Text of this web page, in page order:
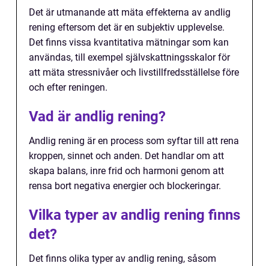
Det är utmanande att mäta effekterna av andlig
rening eftersom det är en subjektiv upplevelse.
Det finns vissa kvantitativa mätningar som kan
användas, till exempel självskattningsskalor för
att mäta stressnivåer och livstillfredsställelse före
och efter reningen.
Vad är andlig rening?
Andlig rening är en process som syftar till att rena
kroppen, sinnet och anden. Det handlar om att
skapa balans, inre frid och harmoni genom att
rensa bort negativa energier och blockeringar.
Vilka typer av andlig rening finns
det?
Det finns olika typer av andlig rening, såsom